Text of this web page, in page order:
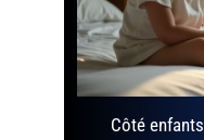
Côté enfants